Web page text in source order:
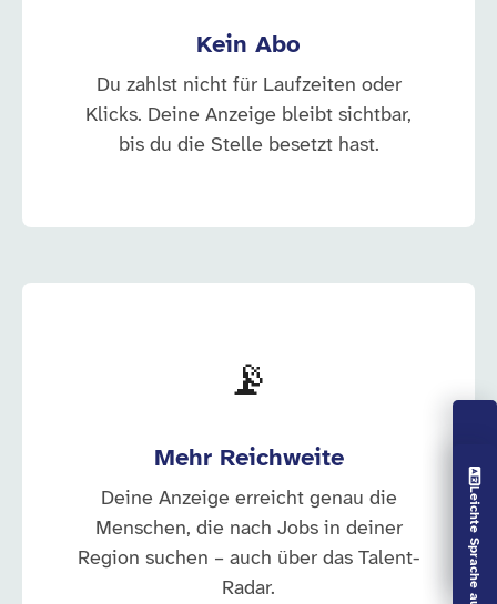
Vorlesen aus
Leichte Sprache aus
Kein Abo
Du zahlst nicht für Laufzeiten oder
Klicks. Deine Anzeige bleibt sichtbar,
bis du die Stelle besetzt hast.
📡
Mehr Reichweite
Deine Anzeige erreicht genau die
Menschen, die nach Jobs in deiner
Region suchen – auch über das Talent-
Radar.